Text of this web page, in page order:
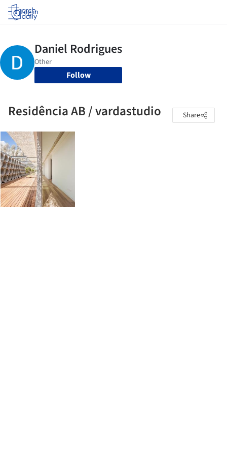
Log in
Follow
Residência AB / vardastudio Share